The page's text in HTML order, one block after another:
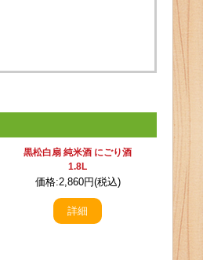
黒松白扇 純米酒 にごり酒
1.8L
価格:2,860円(税込)
詳細